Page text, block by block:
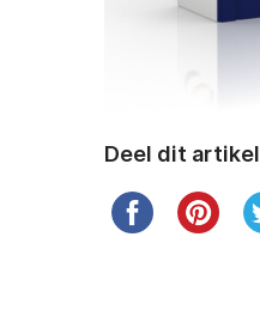
Deel dit artikel